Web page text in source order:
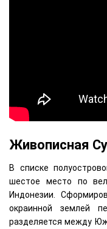
Живописная
В списке
шестое место по
Индонезии.
окраинной землей
разделяется между